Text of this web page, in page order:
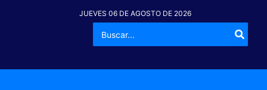
JUEVES 06 DE AGOSTO DE 2026
-º
por: